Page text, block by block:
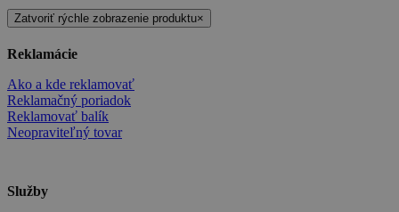
Zatvoriť rýchle zobrazenie produktu×
Reklamácie
Ako a kde reklamovať
Reklamačný poriadok
Reklamovať balík
Neopraviteľný tovar
Služby